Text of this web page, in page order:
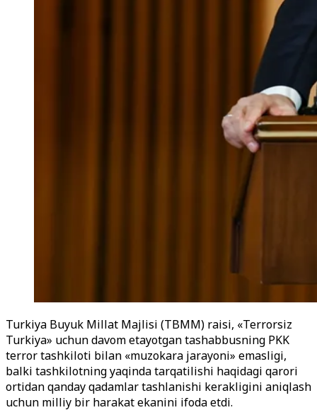
Turkiya Buyuk Millat Majlisi (TBMM) raisi, «Terrorsiz
Turkiya» uchun davom etayotgan tashabbusning PKK
terror tashkiloti bilan «muzokara jarayoni» emasligi,
balki tashkilotning yaqinda tarqatilishi haqidagi qarori
ortidan qanday qadamlar tashlanishi kerakligini aniqlash
uchun milliy bir harakat ekanini ifoda etdi.